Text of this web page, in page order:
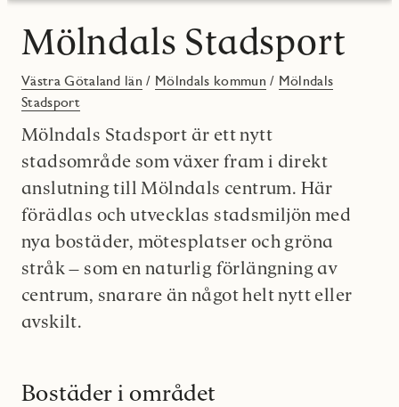
Mölndals Stadsport
Västra Götaland län / Mölndals kommun / Mölndals
Stadsport
Mölndals Stadsport är ett nytt
stadsområde som växer fram i direkt
anslutning till Mölndals centrum. Här
förädlas och utvecklas stadsmiljön med
nya bostäder, mötesplatser och gröna
stråk – som en naturlig förlängning av
centrum, snarare än något helt nytt eller
avskilt.
Bostäder i området